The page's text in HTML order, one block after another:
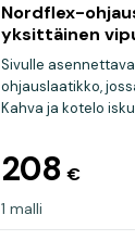
Nordflex-
yksittäinen
Sivulle
ohjauslaatikko,
Kahva ja kotelo
208€
1 malli